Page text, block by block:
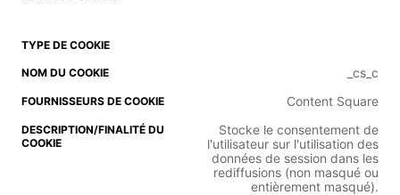
_cs_c
Content Square
Stocke le consentement de
l'utilisateur sur l'utilisation des
données de session dans les
rediffusions (non masqué ou
entièrement masqué).